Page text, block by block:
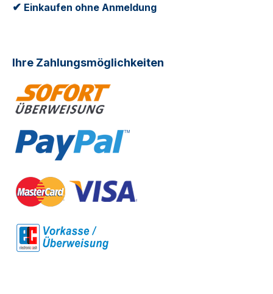
✔ Einkaufen ohne Anmeldung
Ihre Zahlungsmöglichkeiten